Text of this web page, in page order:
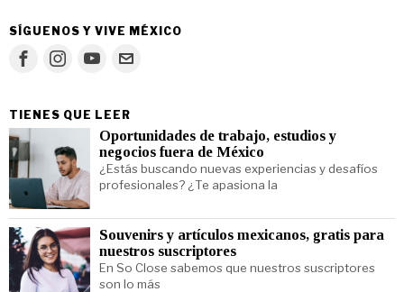
SÍGUENOS Y VIVE MÉXICO
TIENES QUE LEER
Oportunidades de trabajo, estudios y
negocios fuera de México
¿Estás buscando nuevas experiencias y desafíos
profesionales? ¿Te apasiona la
Souvenirs y artículos mexicanos, gratis para
nuestros suscriptores
En So Close sabemos que nuestros suscriptores
son lo más